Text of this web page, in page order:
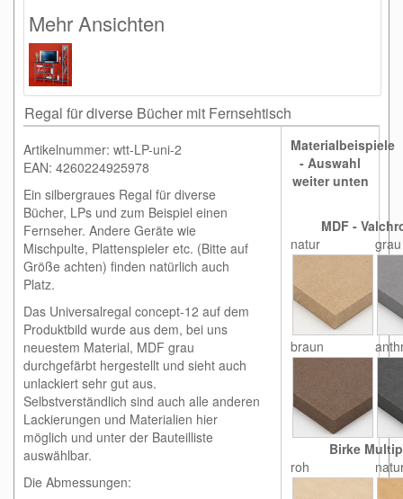
Mehr Ansichten
Regal für diverse Bücher mit Fernsehtisch
Artikelnummer: wtt-LP-uni-2
EAN: 4260224925978
Ein silbergraues Regal für diverse
Bücher, LPs und zum Beispiel einen
Fernseher. Andere Geräte wie
Mischpulte, Plattenspieler etc. (Bitte auf
Größe achten) finden natürlich auch
Platz.
Das Universalregal concept-12 auf dem
Produktbild wurde aus dem, bei uns
neuestem Material, MDF grau
durchgefärbt hergestellt und sieht auch
unlackiert sehr gut aus.
Selbstverständlich sind auch alle anderen
Lackierungen und Materialien hier
möglich und unter der Bauteilliste
auswählbar.
Die Abmessungen:
Materialbeispiele
- Auswahl
weiter unten
MDF -
natur
grau
braun
Birke
roh